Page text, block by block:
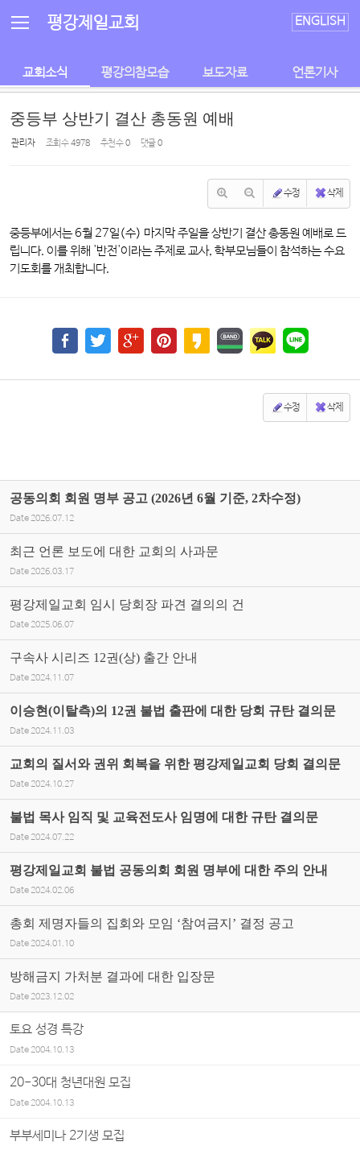
평강제일교회 ENGLISH
교회소식 평강의참모습 보도자료 언론기사
중등부 상반기 결산 총동원 예배
관리자 조회 수4978 추천 수0 댓글0
수정 삭제
중등부에서는 6월 27일(수) 마지막 주일을 상반기 결산 총동원 예배로 드
립니다. 이를 위해 '반전'이라는 주제로 교사, 학부모님들이 참석하는 수요
기도회를 개최합니다.
수정 삭제
공동의회 회원 명부 공고 (2026년 6월 기준, 2차수정)
Date 2026.07.12
최근 언론 보도에 대한 교회의 사과문
Date 2026.03.17
평강제일교회 임시 당회장 파견 결의의 건
Date 2025.06.07
구속사 시리즈 12권(상) 출간 안내
Date 2024.11.07
이승현(이탈측)의 12권 불법 출판에 대한 당회 규탄 결의문
Date 2024.11.03
교회의 질서와 권위 회복을 위한 평강제일교회 당회 결의문
Date 2024.10.27
불법 목사 임직 및 교육전도사 임명에 대한 규탄 결의문
Date 2024.07.22
평강제일교회 불법 공동의회 회원 명부에 대한 주의 안내
Date 2024.02.06
총회 제명자들의 집회와 모임 ‘참여금지’ 결정 공고
Date 2024.01.10
방해금지 가처분 결과에 대한 입장문
Date 2023.12.02
토요 성경 특강
Date2004.10.13
20-30대 청년대원 모집
Date2004.10.13
부부세미나 2기생 모집